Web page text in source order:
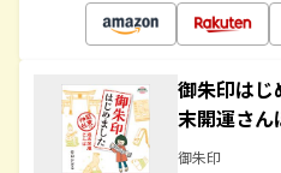
御朱印は
末開運さん
御朱印